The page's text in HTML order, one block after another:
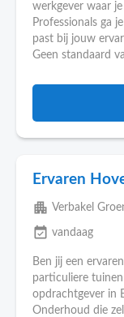
werkgever waar
Professionals ga
past bij jouw
Geen standaard
Ervaren
apartment Verbakel
event_available vandaag
Ben jij een ervaren
particuliere
opdrachtgever in
Onderhoud die